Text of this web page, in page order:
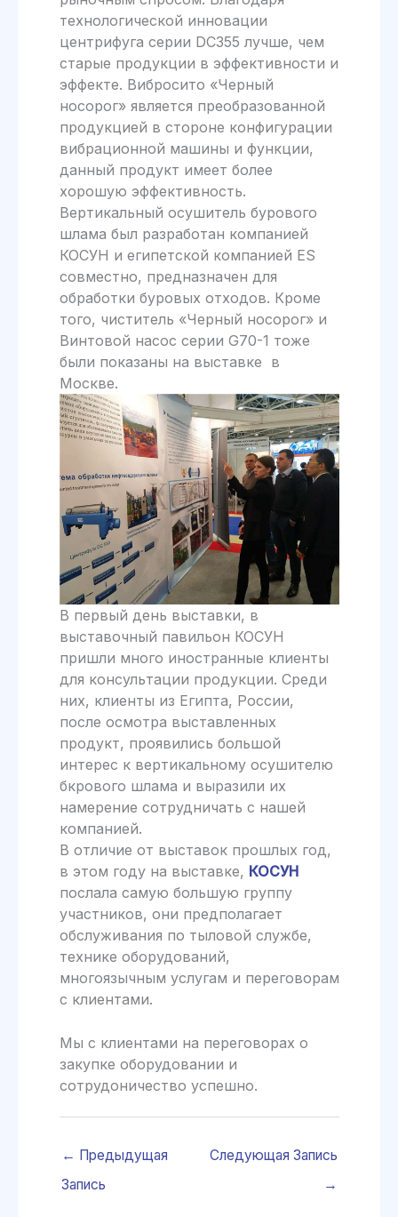
технологической инновации
центрифуга серии DC355 лучше, чем
старые продукции в эффективности и
эффекте. Вибросито «Черный
носорог» является преобразованной
продукцией в стороне конфигурации
вибрационной машины и функции,
данный продукт имеет более
хорошую эффективность.
Вертикальный осушитель бурового
шлама был разработан компанией
КОСУН и египетской компанией ES
совместно, предназначен для
обработки буровых отходов. Кроме
того, чиститель «Черный носорог» и
Винтовой насос серии G70-1 тоже
были показаны на выставке в
Москве.
В первый день выставки, в
выставочный павильон КОСУН
пришли много иностранные клиенты
для консультации продукции. Среди
них, клиенты из Египта, России,
после осмотра выставленных
продукт, проявились большой
интерес к вертикальному осушителю
бкрового шлама и выразили их
намерение сотрудничать с нашей
компанией.
В отличие от выставок прошлых год,
в этом году на выставке, КОСУН
послала самую большую группу
участников, они предполагает
обслуживания по тыловой службе,
технике оборудований,
многоязычным услугам и переговорам
с клиентами.
Мы с клиентами на переговорах о
закупке оборудовании и
сотрудоничество успешно.
← Предыдущая
Запись
Следующая Запись
→